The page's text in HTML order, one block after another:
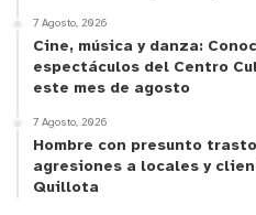
básquetbol y del
ciudad, era un lugar
nombre de Pablo Gac”.
El jefe comunal
acordado con el
de Deportes, hace -en
7 Agosto, 2026
Cine, música y danza:
espectáculos del Centro
este mes de agosto
7 Agosto, 2026
Hombre con presunto
agresiones a locales y
Quillota